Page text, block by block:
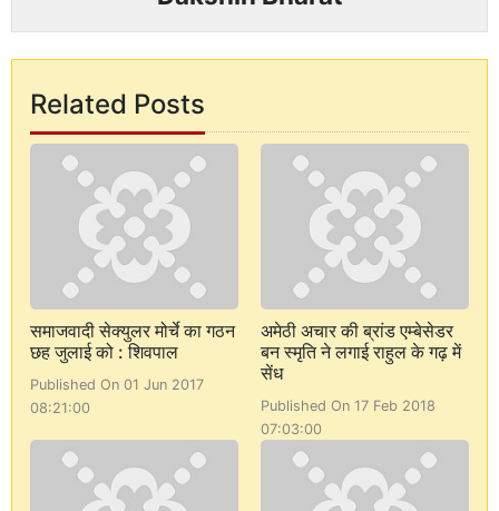
Related Posts
समाजवादी सेक्युलर मोर्चे का गठन
छह जुलाई को : शिवपाल
Published On 01 Jun 2017
08:21:00
अमेठी अचार की ब्रांड एम्बेसेडर
बन स्मृति ने लगाई राहुल के गढ़ में
सेंध
Published On 17 Feb 2018
07:03:00